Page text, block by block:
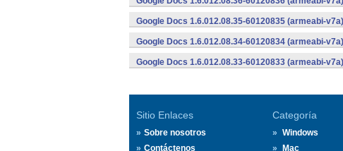
Google Docs 1.6.012.08.35-60120835 (armeabi-
Google Docs 1.6.012.08.34-60120834 (armeabi-
Google Docs 1.6.012.08.33-60120833 (armeabi-
Sitio Enlaces
Sobre nosotros
Contáctenos
Categoría
Windows
Mac